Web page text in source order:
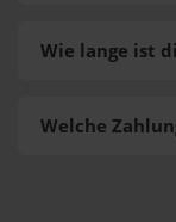
Welche
Wie lange ist